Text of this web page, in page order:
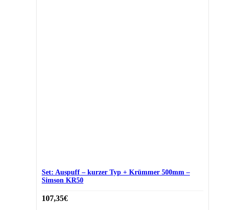
Set: Auspuff – kurzer Typ + Krümmer 500mm –
Simson KR50
107,35€